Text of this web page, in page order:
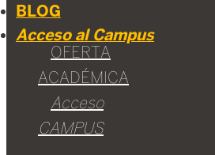
BLOG
Acceso al Campus
OFERTA
ACADÉMICA
Acceso
CAMPUS